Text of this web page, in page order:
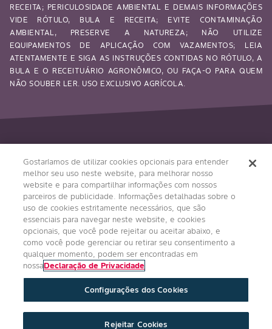
RECEITA; PERICULOSIDADE AMBIENTAL E DEMAIS INFORMAÇÕES
VIDE RÓTULO, BULA E RECEITA; EVITE CONTAMINAÇÃO
AMBIENTAL, PRESERVE A NATUREZA; NÃO UTILIZE
EQUIPAMENTOS DE APLICAÇÃO COM VAZAMENTOS; LEIA
ATENTAMENTE E SIGA AS INSTRUÇÕES CONTIDAS NO RÓTULO, A
BULA E O RECEITUÁRIO AGRONÔMICO, OU FAÇA-O PARA QUEM
NÃO SOUBER LER. USO EXCLUSIVO AGRÍCOLA.
Siga-nos
Condições Gerais
Política de Privacidade
Política de Privacidade de Redes Sociais
Imprint
Configurações de Cookies
Gostaríamos de utilizar cookies opcionais para entender
melhor seu uso neste website, para melhorar nosso
website e para compartilhar informações com nossos
parceiros de publicidade. Informações detalhadas sobre o
uso de cookies estritamente necessários, que são
essenciais para navegar neste website, e cookies
opcionais, que você pode rejeitar ou aceitar abaixo, e
como você pode gerenciar ou retirar seu consentimento a
qualquer momento, podem ser encontradas em
nossaDeclaração de Privacidade
Configurações dos Cookies
Rejeitar Cookies